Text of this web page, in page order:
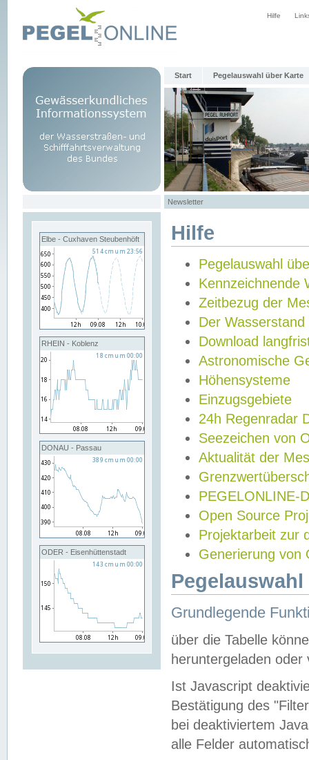
Hilfe
Start Pegelauswahl über Karte
Newsletter
Elbe - Cuxhaven Steubenhöft
RHEIN - Koblenz
DONAU - Passau
ODER - Eisenhüttenstadt
Hilfe
Pegelauswahl
Kennzeichnende
Zeitbezug der
Der Wasserstand
Download
Astronomische
Höhensysteme
Einzugsgebiete
24h Regenradar
Seezeichen von
Aktualität der
PEGELONLINE-
Open Source
Projektarbeit zur
Generierung von
Grundlegende
über die Tabelle
heruntergeladen oder
Ist Javascript
Bestätigung des
bei deaktiviertem
alle Felder